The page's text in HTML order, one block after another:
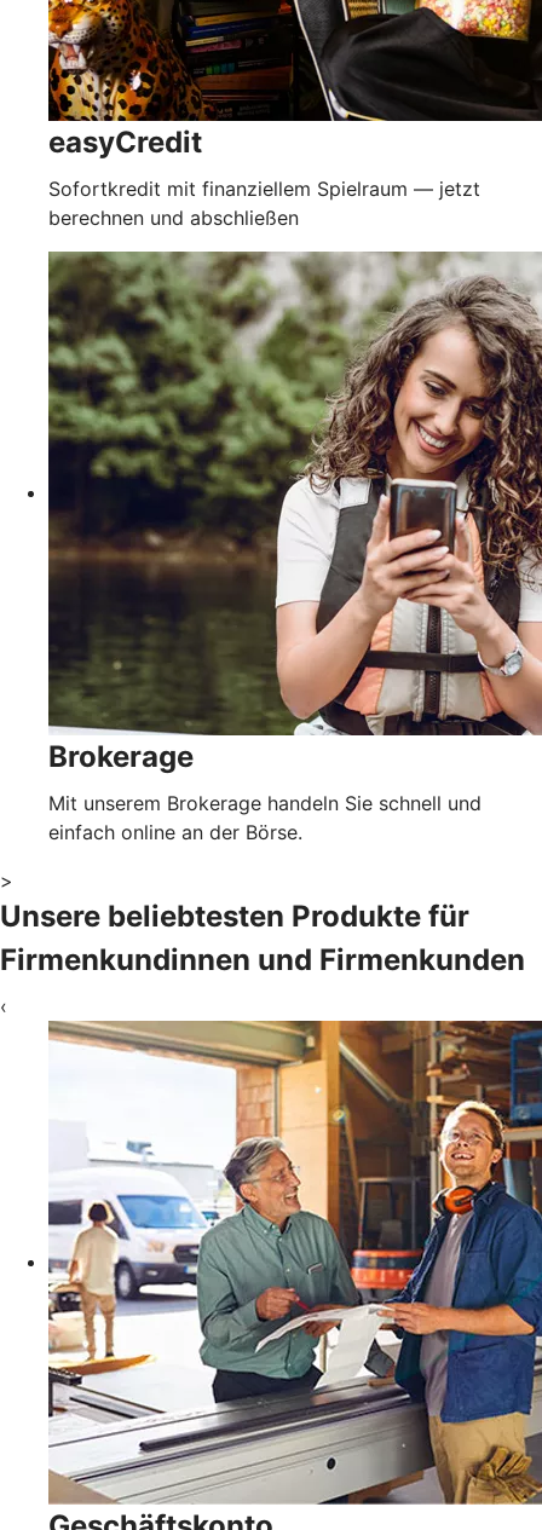
easyCredit
Sofortkredit mit finanziellem Spielraum — jetzt
berechnen und abschließen
Brokerage
Mit unserem Brokerage handeln Sie schnell und
einfach online an der Börse.
>
Unsere beliebtesten Produkte für
Firmenkundinnen und Firmenkunden
‹